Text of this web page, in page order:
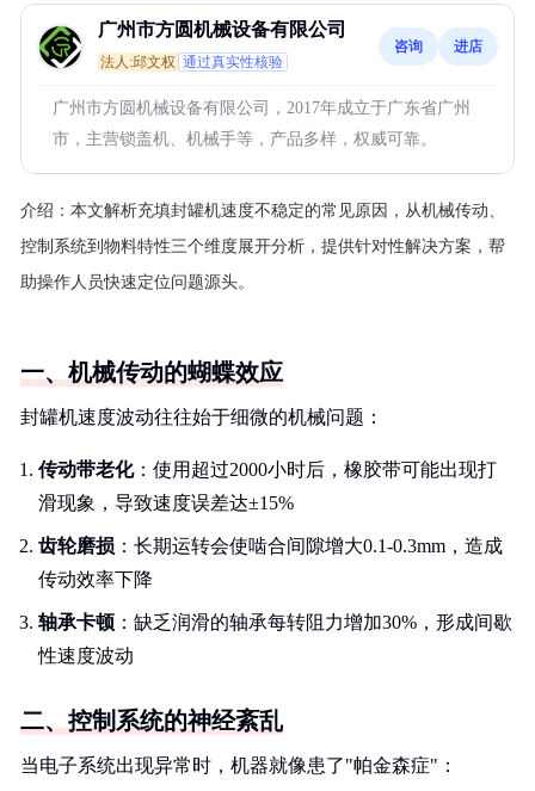
广州市方圆机械设备有限公司
法人:邱文权 通过真实性核验
咨询 进店
广州市方圆机械设备有限公司，2017年成立于广东省广州
市，主营锁盖机、机械手等，产品多样，权威可靠。
介绍： 本文解析充填封罐机速度不稳定的常见原因，从机械传动、
控制系统到物料特性三个维度展开分析，提供针对性解决方案，帮
助操作人员快速定位问题源头。
一、机械传动的蝴蝶效应
封罐机速度波动往往始于细微的机械问题：
传动带老化：使用超过2000小时后，橡胶带可能出现打
滑现象，导致速度误差达±15%
齿轮磨损 ：长期运转会使啮合间隙增大0.1-0.3mm，造成
传动效率下降
轴承卡顿 ：缺乏润滑的轴承每转阻力增加30%，形成间歇
性速度波动
二、控制系统的神经紊乱
当电子系统出现异常时，机器就像患了"帕金森症"：